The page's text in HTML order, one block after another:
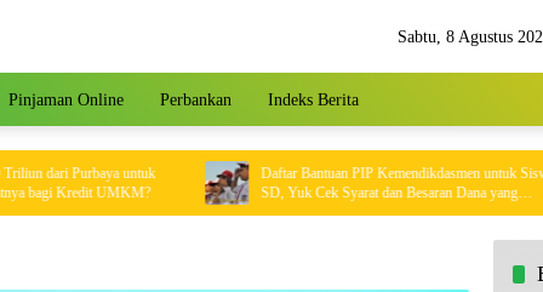
Sabtu, 8 Agustus
Pinjaman Online Perbankan Indeks Berita
dari Purbaya untuk
Kredit UMKM?
Daftar Bantuan PIP Kemendikdasmen untuk Siswa
SD, Yuk Cek Syarat dan Besaran Dana yang
Diterima!